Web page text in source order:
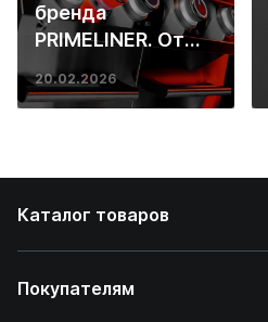
бренда
PRIMELINER. От
основ инженерии
до ресторанных
20.02.2026
Каталог товаров
Покупателям